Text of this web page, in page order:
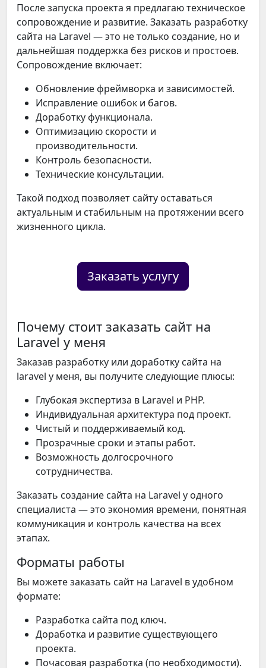
После запуска проекта я предлагаю техническое
сопровождение и развитие. Заказать разработку
сайта на Laravel — это не только создание, но и
дальнейшая поддержка без рисков и простоев.
Сопровождение включает:
Обновление фреймворка и зависимостей.
Исправление ошибок и багов.
Доработку функционала.
Оптимизацию скорости и
производительности.
Контроль безопасности.
Технические консультации.
Такой подход позволяет сайту оставаться
актуальным и стабильным на протяжении всего
жизненного цикла.
Заказать услугу
Почему стоит заказать сайт на
Laravel у меня
Заказав разработку или доработку сайта на
laravel у меня, вы получите следующие плюсы:
Глубокая экспертиза в Laravel и PHP.
Индивидуальная архитектура под проект.
Чистый и поддерживаемый код.
Прозрачные сроки и этапы работ.
Возможность долгосрочного
сотрудничества.
Заказать создание сайта на Laravel у одного
специалиста — это экономия времени, понятная
коммуникация и контроль качества на всех
этапах.
Форматы работы
Вы можете заказать сайт на Laravel в удобном
формате:
Разработка сайта под ключ.
Доработка и развитие существующего
проекта.
Почасовая разработка (по необходимости).